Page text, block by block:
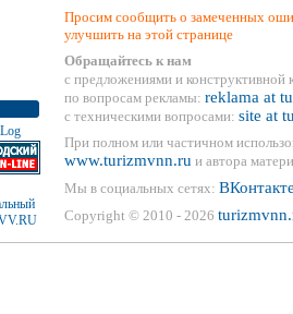
Просим сообщить о замеченных
улучшить на этой странице
Обращайтесь к нам
с предложениями и конструктивной
по вопросам рекламы: reklama at
с техническими вопросами: site at
При полном или частичном
www.turizmvnn.ru и автора
Мы в социальных сетях:
Copyright © 2010 - 2026